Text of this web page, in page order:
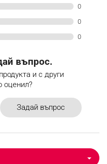
0
0
0
въпрос.
и с други
оценил?
Задай въпрос